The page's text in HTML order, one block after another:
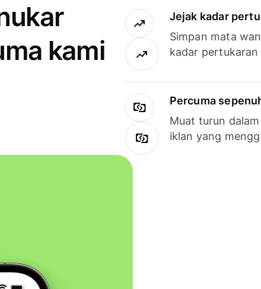
kami
Jejak kadar
Simpan mata
kadar pertukaran
Percuma
Muat turun
iklan yang